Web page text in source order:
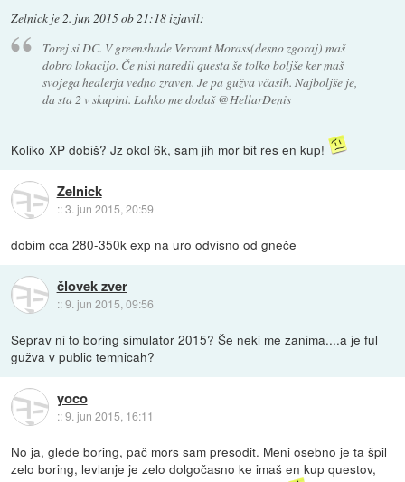
Zelnick je2. jun 2015 ob 21:18izjavil:
Torej si DC. V greenshade Verrant Morass(desno zgoraj) maš
dobro lokacijo. Če nisi naredil questa še tolko boljše ker maš
svojega healerja vedno zraven. Je pa gužva včasih. Najboljše je,
da sta 2 v skupini. Lahko me dodaš @HellarDenis
Koliko XP dobiš? Jz okol 6k, sam jih mor bit res en kup!
Zelnick
::3. jun 2015, 20:59
dobim cca 280-350k exp na uro odvisno od gneče
človek zver
::9. jun 2015, 09:56
Seprav ni to boring simulator 2015? Še neki me zanima....a je ful
gužva v public temnicah?
yoco
::9. jun 2015, 16:11
No ja, glede boring, pač mors sam presodit. Meni osebno je ta špil
zelo boring, levlanje je zelo dolgočasno ke imaš en kup questov,